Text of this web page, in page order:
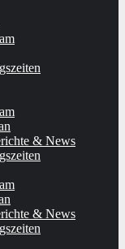
& News
& News